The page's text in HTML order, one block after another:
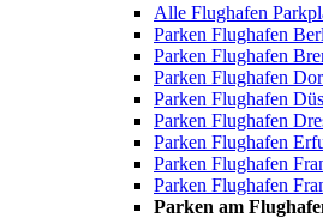
Alle Flughafen
Parken Flughafen
Parken Flughafen
Parken Flughafen
Parken Flughafen
Parken Flughafen
Parken Flughafen
Parken Flughafen
Parken Flughafen
Parken am